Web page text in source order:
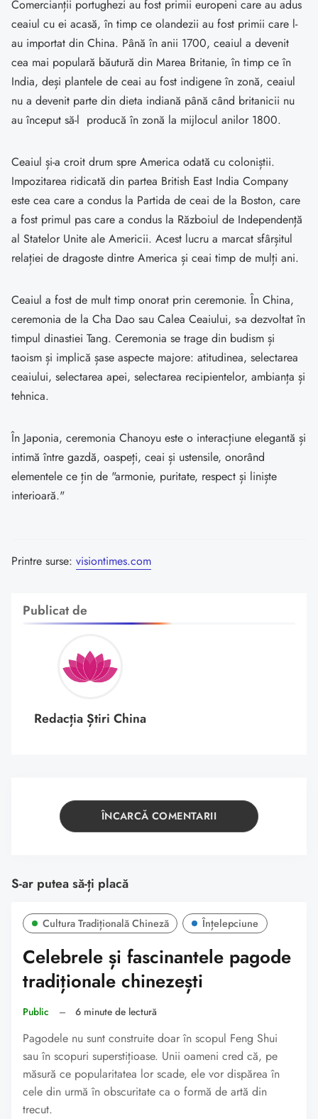
Comercianții portughezi au fost primii europeni care au adus
ceaiul cu ei acasă, în timp ce olandezii au fost primii care l-
au importat din China. Până în anii 1700, ceaiul a devenit
cea mai populară băutură din Marea Britanie, în timp ce în
India, deși plantele de ceai au fost indigene în zonă, ceaiul
nu a devenit parte din dieta indiană până când britanicii nu
au început să-l producă în zonă la mijlocul anilor 1800.
Ceaiul și-a croit drum spre America odată cu coloniștii.
Impozitarea ridicată din partea British East India Company
este cea care a condus la Partida de ceai de la Boston, care
a fost primul pas care a condus la Războiul de Independență
al Statelor Unite ale Americii. Acest lucru a marcat sfârșitul
relației de dragoste dintre America și ceai timp de mulți ani.
Ceaiul a fost de mult timp onorat prin ceremonie. În China,
ceremonia de la Cha Dao sau Calea Ceaiului, s-a dezvoltat în
timpul dinastiei Tang. Ceremonia se trage din budism și
taoism și implică șase aspecte majore: atitudinea, selectarea
ceaiului, selectarea apei, selectarea recipientelor, ambianța și
tehnica.
În Japonia, ceremonia Chanoyu este o interacțiune elegantă și
intimă între gazdă, oaspeți, ceai și ustensile, onorând
elementele ce țin de "armonie, puritate, respect și liniște
interioară."
Printre surse: visiontimes.com
Publicat de
Redacția Știri China
ÎNCARCĂ COMENTARII
S-ar putea să-ți placă
Cultura Tradițională Chineză Înțelepciune
Celebrele și fascinantele pagode
tradiționale chinezești
Public – 6 minute de lectură
Pagodele nu sunt construite doar în scopul Feng Shui
sau în scopuri superstițioase. Unii oameni cred că, pe
măsură ce popularitatea lor scade, ele vor dispărea în
cele din urmă în obscuritate ca o formă de artă din
trecut.